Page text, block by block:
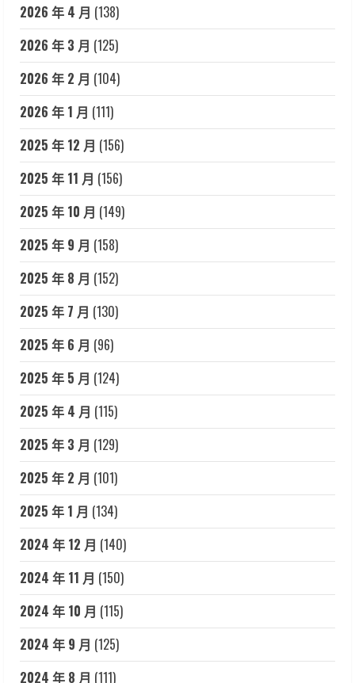
2026 年 4 月 (138)
2026 年 3 月 (125)
2026 年 2 月 (104)
2026 年 1 月 (111)
2025 年 12 月 (156)
2025 年 11 月 (156)
2025 年 10 月 (149)
2025 年 9 月 (158)
2025 年 8 月 (152)
2025 年 7 月 (130)
2025 年 6 月 (96)
2025 年 5 月 (124)
2025 年 4 月 (115)
2025 年 3 月 (129)
2025 年 2 月 (101)
2025 年 1 月 (134)
2024 年 12 月 (140)
2024 年 11 月 (150)
2024 年 10 月 (115)
2024 年 9 月 (125)
2024 年 8 月 (111)